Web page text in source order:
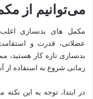
می‌توانیم از
مکمل های بدنسازی
عضلانی، قدرت و
بدنسازی تازه کار
زمانی شروع به استفاده
در ابتدا، توجه به این